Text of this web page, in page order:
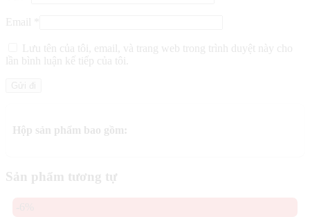
Email
Lưu tên của tôi, email, và trang web trong trình duyệt này cho
lần bình luận kế tiếp của tôi.
Hộp sản phẩm bao gồm:
Sản phẩm tương tự